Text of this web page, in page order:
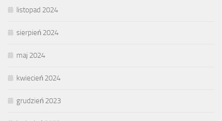
listopad 2024
sierpień 2024
maj 2024
kwiecień 2024
grudzień 2023